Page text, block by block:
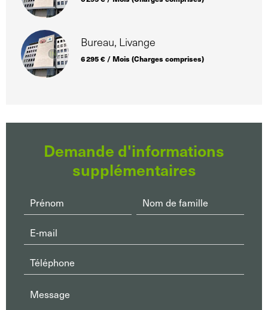
Bureau, Livange
6 295 € / Mois (Charges comprises)
Demande d'informations
supplémentaires